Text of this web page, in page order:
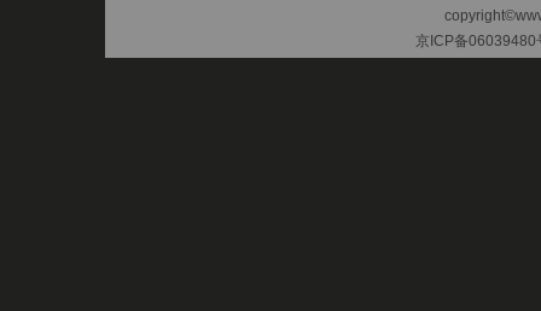
京ICP备06039480